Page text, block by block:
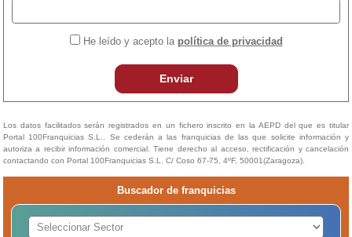
He leído y acepto la política de privacidad
Enviar
Los datos facilitados serán registrados en un fichero inscrito en la AEPD del que es titular
Portal 100Franquicias S.L.. Se cederán a las franquicias de las que solicite información y
autoriza a recibir información comercial. Tiene derecho al acceso, rectificación y cancelación
contactando con Portal 100Franquicias S.L. C/ Coso 67-75, 4ºF, 50001(Zaragoza).
Buscador de franquicias